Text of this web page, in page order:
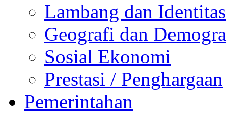
Lambang dan Identitas
Geografi dan
Sosial Ekonomi
Prestasi / Penghargaan
Pemerintahan